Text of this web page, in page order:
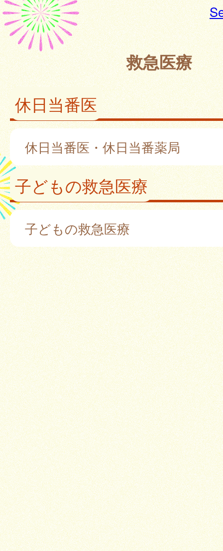
救急医療
休日当番医
休日当番医・休日当番薬局
子どもの救急医療
子どもの救急医療